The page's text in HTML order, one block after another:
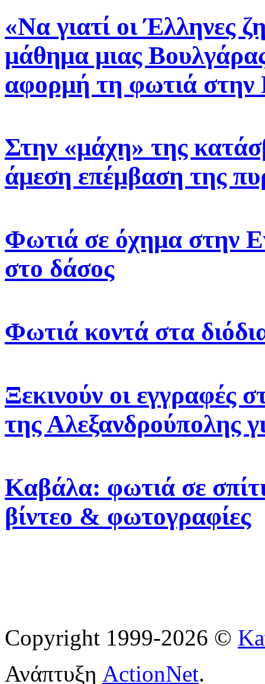
«Να γιατί οι Έλληνες
μάθημα μιας
αφορμή τη φωτιά στην
Στην «μάχη» της
άμεση επέμβαση της
Φωτιά σε όχημα στην
στο δάσος
Φωτιά κοντά στα
Ξεκινούν οι εγγραφές
της Αλεξανδρούπολης
Καβάλα: φωτιά σε
βίντεο & φωτογραφίες
Copyright 1999-2026 ©
Ανάπτυξη ActionNet.